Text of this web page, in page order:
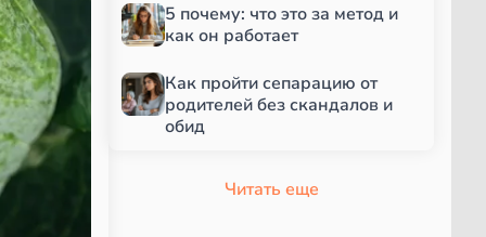
5 почему: что это за метод и
как он работает
Как пройти сепарацию от
родителей без скандалов и
обид
Читать еще